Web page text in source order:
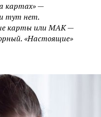
картах» —
тут нет.
карты или МАК —
«Настоящие»